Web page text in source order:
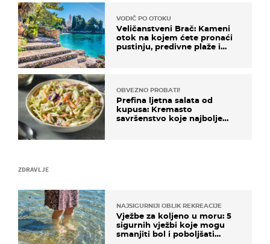
ZDRAVLJE
NAJSIGURNIJI OBLIK REKREACIJE
Vježbe za koljeno u moru: 5
sigurnih vježbi koje mogu
smanjiti bol i poboljšati
VODIČ PO OTOKU
Veličanstveni Brač: Kameni
otok na kojem ćete pronaći
pustinju, predivne plaže i
OBVEZNO PROBATI!
Prefina ljetna salata od
kupusa: Kremasto
savršenstvo koje najbolje